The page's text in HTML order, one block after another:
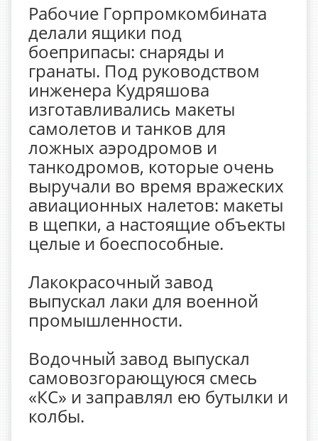
Рабочие Горпромкомбината
делали ящики под
боеприпасы: снаряды и
гранаты. Под руководством
инженера Кудряшова
изготавливались макеты
самолетов и танков для
ложных аэродромов и
танкодромов, которые очень
выручали во время вражеских
авиационных налетов: макеты
в щепки, а настоящие объекты
целые и боеспособные.
Лакокрасочный завод
выпускал лаки для военной
промышленности.
Водочный завод выпускал
самовозгорающуюся смесь
«КС» и заправлял ею бутылки и
колбы.